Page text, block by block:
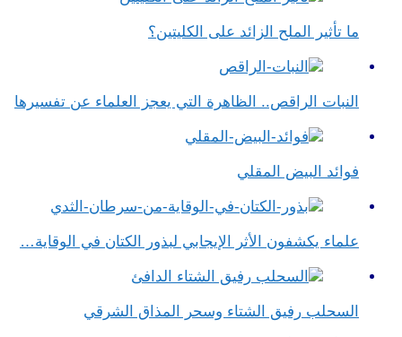
ما تأثير الملح الزائد على الكليتين؟
النبات الراقص.. الظاهرة التي يعجز العلماء عن تفسيرها
فوائد البيض المقلي
علماء يكشفون الأثر الإيجابي لبذور الكتان في الوقاية…
السحلب رفيق الشتاء وسحر المذاق الشرقي